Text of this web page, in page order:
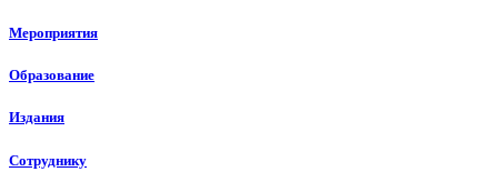
Мероприятия
Образование
Издания
Сотруднику